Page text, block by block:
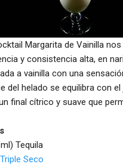
Margarita de Vainilla
y consistencia alta, en
a vainilla con una
del helado se equilibra con el
final cítrico y suave que
Tequila
Triple Seco